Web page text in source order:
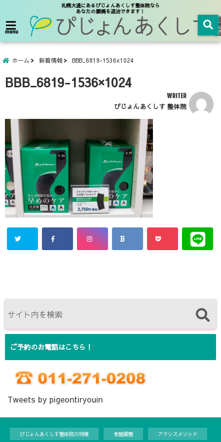
札幌大通にあるぴじょんあくしす整体院なら
あなたの腰痛を退治できます！
menu
ホーム 新着情報 BBB_6819-1536x1024
BBB_6819-1536×1024
WRITER
ぴじょんあくしす 整体院
ご予約のお電話はこちら！
Tweets by pigeontiryouin
ぴじょんあくしす整体院の特徴 骨盤調整 アクシスメソッド